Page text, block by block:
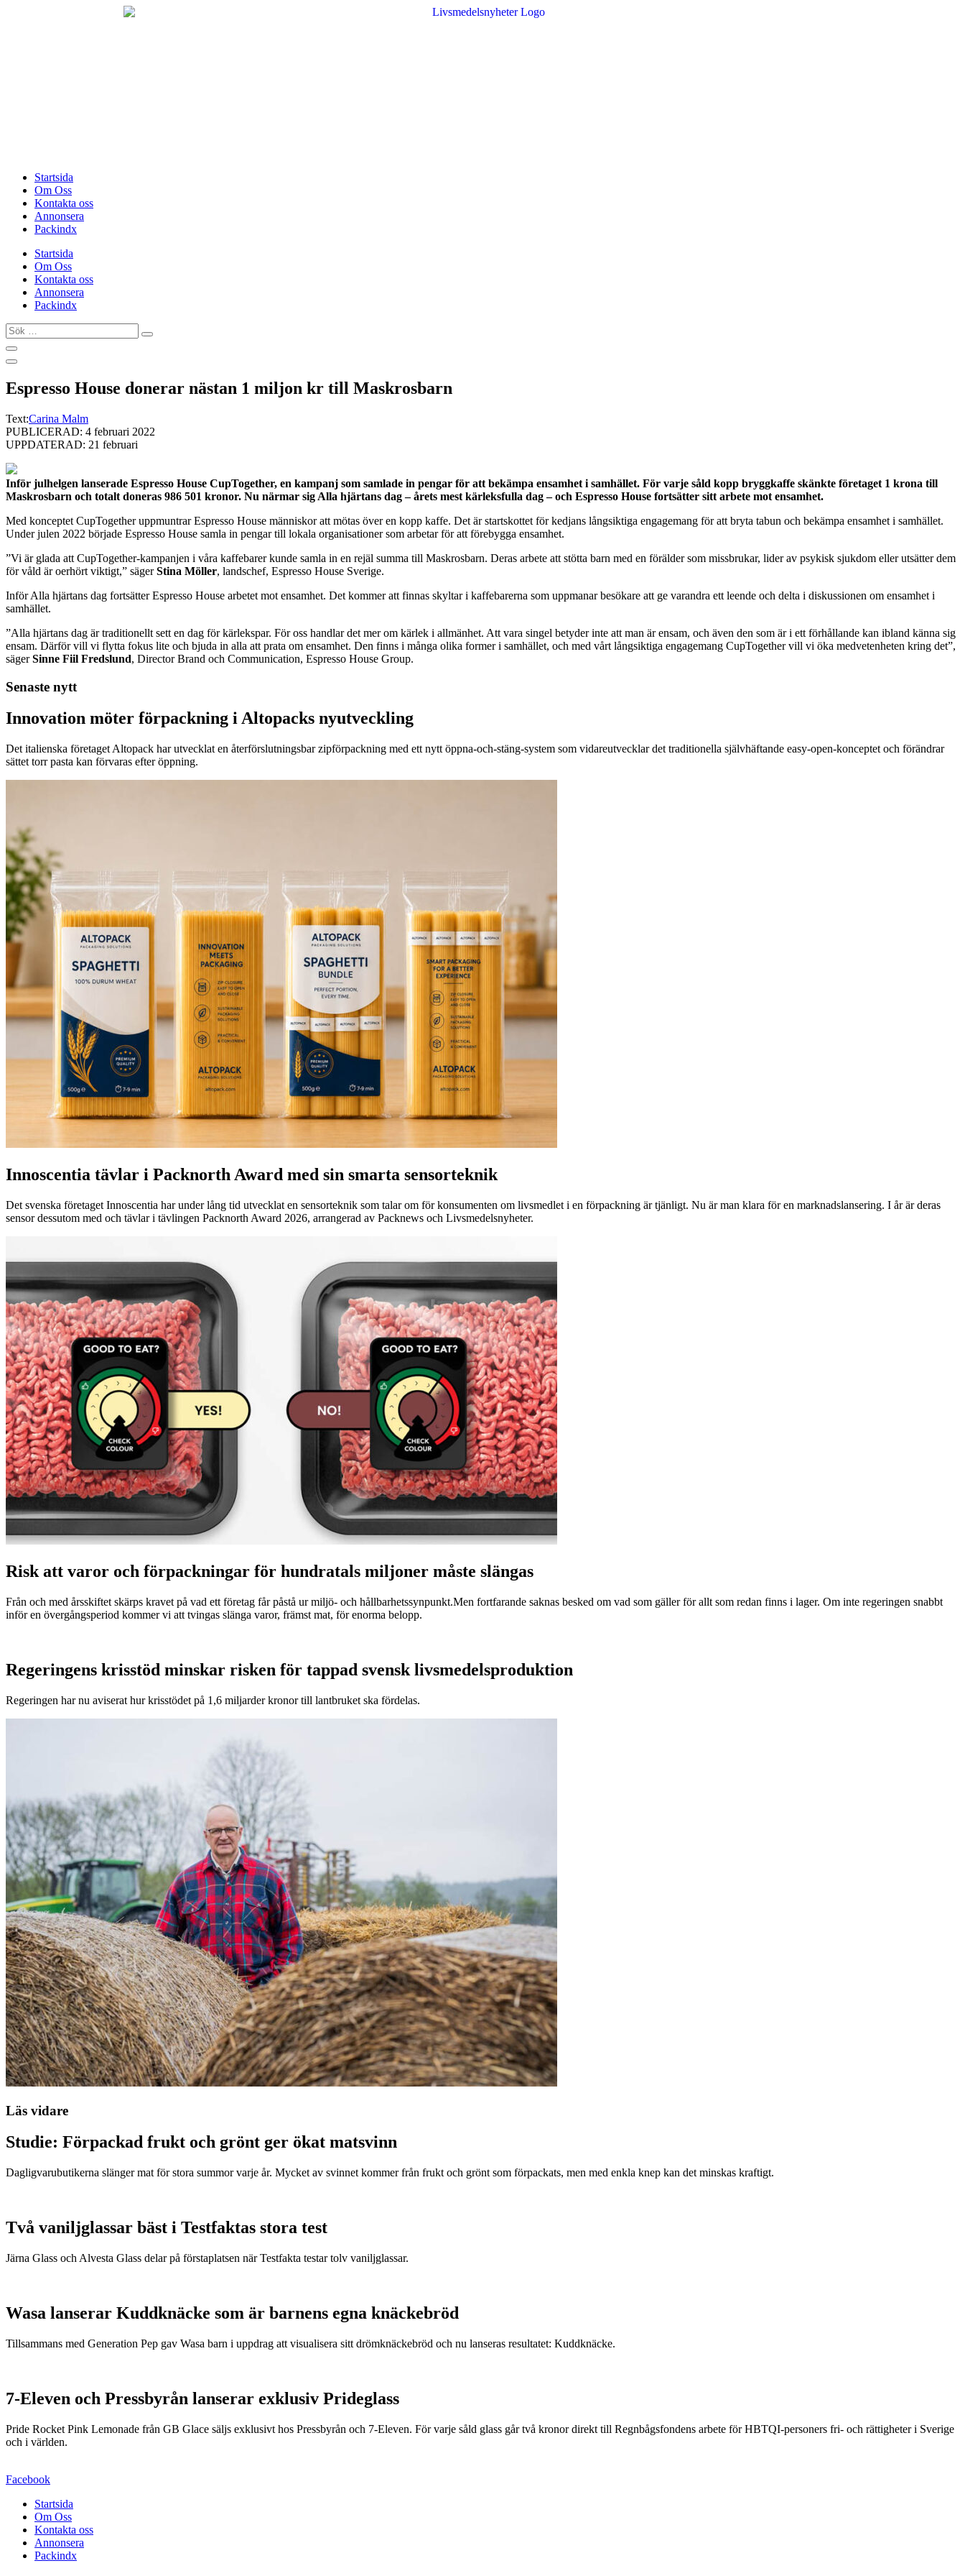
Startsida
Om Oss
Kontakta oss
Annonsera
Packindx
Startsida
Om Oss
Kontakta oss
Annonsera
Packindx
Sök
…
Espresso House donerar nästan 1 miljon kr till Maskrosbarn
Text:Carina Malm
PUBLICERAD: 4 februari 2022
UPPDATERAD: 21 februari
Inför julhelgen lanserade Espresso House CupTogether, en kampanj som samlade in pengar för att bekämpa ensamhet i samhället. För varje såld kopp bryggkaffe skänkte företaget 1 krona till
Maskrosbarn och totalt doneras 986 501 kronor. Nu närmar sig Alla hjärtans dag – årets mest kärleksfulla dag – och Espresso House fortsätter sitt arbete mot ensamhet.
Med konceptet CupTogether uppmuntrar Espresso House människor att mötas över en kopp kaffe. Det är startskottet för kedjans långsiktiga engagemang för att bryta tabun och bekämpa ensamhet i samhället.
Under julen 2022 började Espresso House samla in pengar till lokala organisationer som arbetar för att förebygga ensamhet.
”Vi är glada att CupTogether-kampanjen i våra kaffebarer kunde samla in en rejäl summa till Maskrosbarn. Deras arbete att stötta barn med en förälder som missbrukar, lider av psykisk sjukdom eller utsätter dem
för våld är oerhört viktigt,” sägerStina Möller, landschef, Espresso House Sverige.
Inför Alla hjärtans dag fortsätter Espresso House arbetet mot ensamhet. Det kommer att finnas skyltar i kaffebarerna som uppmanar besökare att ge varandra ett leende och delta i diskussionen om ensamhet i
samhället.
”Alla hjärtans dag är traditionellt sett en dag för kärlekspar. För oss handlar det mer om kärlek i allmänhet. Att vara singel betyder inte att man är ensam, och även den som är i ett förhållande kan ibland känna sig
ensam. Därför vill vi flytta fokus lite och bjuda in alla att prata om ensamhet. Den finns i många olika former i samhället, och med vårt långsiktiga engagemang CupTogether vill vi öka medvetenheten kring det”,
sägerSinne Fiil Fredslund, Director Brand och Communication, Espresso House Group.
Senaste nytt
Innovation möter förpackning i Altopacks nyutveckling
Det italienska företaget Altopack har utvecklat en återförslutningsbar zipförpackning med ett nytt öppna-och-stäng-system som vidareutvecklar det traditionella självhäftande easy-open-konceptet och förändrar
sättet torr pasta kan förvaras efter öppning.
Innoscentia tävlar i Packnorth Award med sin smarta sensorteknik
Det svenska företaget Innoscentia har under lång tid utvecklat en sensorteknik som talar om för konsumenten om livsmedlet i en förpackning är tjänligt. Nu är man klara för en marknadslansering. I år är deras
sensor dessutom med och tävlar i tävlingen Packnorth Award 2026, arrangerad av Packnews och Livsmedelsnyheter.
Risk att varor och förpackningar för hundratals miljoner måste slängas
Från och med årsskiftet skärps kravet på vad ett företag får påstå ur miljö- och hållbarhetssynpunkt.Men fortfarande saknas besked om vad som gäller för allt som redan finns i lager. Om inte regeringen snabbt
inför en övergångsperiod kommer vi att tvingas slänga varor, främst mat, för enorma belopp.
Regeringens krisstöd minskar risken för tappad svensk livsmedelsproduktion
Regeringen har nu aviserat hur krisstödet på 1,6 miljarder kronor till lantbruket ska fördelas.
Läs vidare
Studie: Förpackad frukt och grönt ger ökat matsvinn
Dagligvarubutikerna slänger mat för stora summor varje år. Mycket av svinnet kommer från frukt och grönt som förpackats, men med enkla knep kan det minskas kraftigt.
Två vaniljglassar bäst i Testfaktas stora test
Järna Glass och Alvesta Glass delar på förstaplatsen när Testfakta testar tolv vaniljglassar.
Wasa lanserar Kuddknäcke som är barnens egna knäckebröd
Tillsammans med Generation Pep gav Wasa barn i uppdrag att visualisera sitt drömknäckebröd och nu lanseras resultatet: Kuddknäcke.
7-Eleven och Pressbyrån lanserar exklusiv Prideglass
Pride Rocket Pink Lemonade från GB Glace säljs exklusivt hos Pressbyrån och 7-Eleven. För varje såld glass går två kronor direkt till Regnbågsfondens arbete för HBTQI-personers fri- och rättigheter i Sverige
och i världen.
Facebook
Startsida
Om Oss
Kontakta oss
Annonsera
Packindx